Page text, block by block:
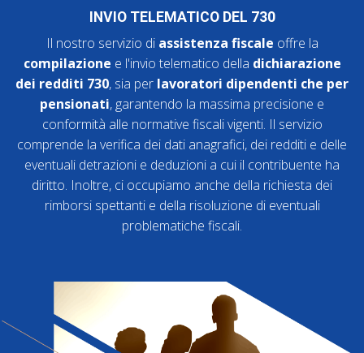
INVIO TELEMATICO DEL 730
Il nostro servizio di assistenza fiscale offre la
compilazione e l'invio telematico della dichiarazione
dei redditi 730, sia per lavoratori dipendenti che per
pensionati, garantendo la massima precisione e
conformità alle normative fiscali vigenti. Il servizio
comprende la verifica dei dati anagrafici, dei redditi e delle
eventuali detrazioni e deduzioni a cui il contribuente ha
diritto. Inoltre, ci occupiamo anche della richiesta dei
rimborsi spettanti e della risoluzione di eventuali
problematiche fiscali.